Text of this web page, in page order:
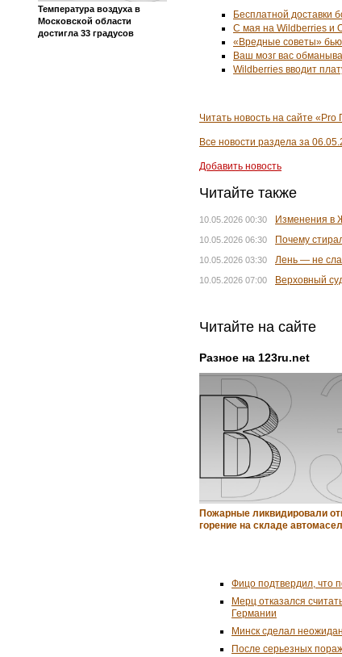
Температура воздуха в
Московской области
достигла 33 градусов
Бесплатной доставки
С мая на Wildberries и
«Вредные советы»
Ваш мозг вас
Wildberries вводит
Читать новость на сайте «Pro
Все новости раздела за
Добавить новость
Читайте также
10.05.2026 00:30 Изменения в
10.05.2026 06:30 Почему
10.05.2026 03:30 Лень — не
10.05.2026 07:00 Верховный
Читайте на сайте
Разное на 123ru.net
Пожарные ликвидировали
горение на складе
Фицо подтвердил, что
Мерц отказался
Германии
Минск сделал
После серьезных